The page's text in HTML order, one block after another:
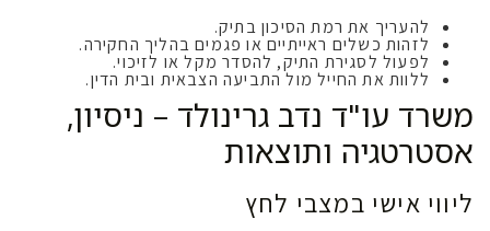
להעריך את רמת הסיכון בתיק.
לזהות כשלים ראייתיים או פגמים בהליך החקירה.
לפעול לסגירת התיק, להסדר מקל או לזיכוי.
ללוות את החייל מול התביעה הצבאית ובית הדין.
משרד עו"ד נדב גרינולד – ניסיון,
אסטרטגיה ותוצאות
ליווי אישי במצבי לחץ